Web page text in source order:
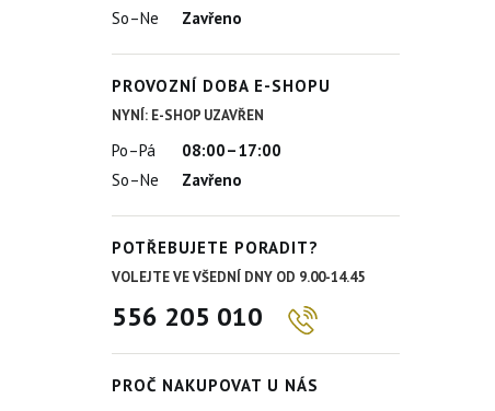
So–Ne
Zavřeno
PROVOZNÍ DOBA E-SHOPU
NYNÍ: E-SHOP UZAVŘEN
Po–Pá
08:00–17:00
So–Ne
Zavřeno
POTŘEBUJETE PORADIT?
VOLEJTE VE VŠEDNÍ DNY OD 9.00-14.45
556 205 010
PROČ NAKUPOVAT U NÁS